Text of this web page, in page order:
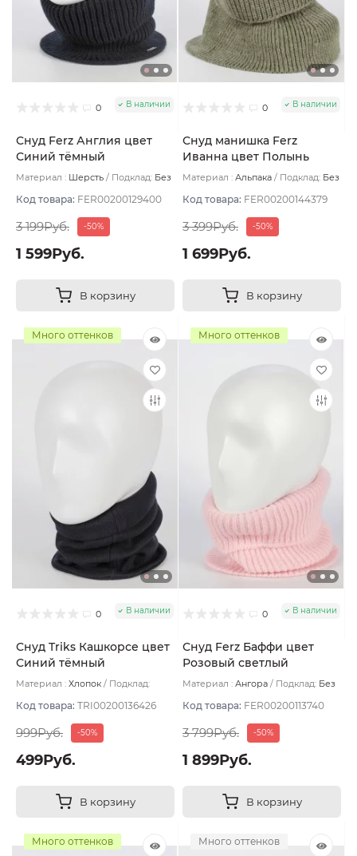
0 В наличии
Снуд Ferz Англия цвет
Синий тёмный
Материал : Шерсть Подклад: Без
Код товара: FER00200129400
3 199Руб. -50%
1 599Руб.
В корзину
0 В наличии
Снуд манишка Ferz
Иванна цвет Полынь
Материал : Альпака Подклад: Без
Код товара: FER00200144379
3 399Руб. -50%
1 699Руб.
В корзину
Много оттенков
0 В наличии
Снуд Triks Кашкорсе цвет
Синий тёмный
Материал : Хлопок
Подклад:
Код товара: TRI00200136426
999Руб. -50%
499Руб.
В корзину
Много оттенков
0 В наличии
Снуд Ferz Баффи цвет
Розовый светлый
Материал : Ангора Подклад: Без
Код товара: FER00200113740
3 799Руб. -50%
1 899Руб.
В корзину
Много оттенков Много оттенков